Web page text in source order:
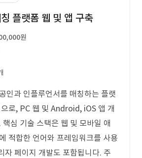
플랫폼 웹 및 앱 구축
원
인과 인플루언서를 매칭하는 플랫
로, PC 웹 및 Android, iOS 앱 개
심 기술 스택은 웹 및 모바일 애
적합한 언어와 프레임워크를 사용
자 페이지 개발도 포함됩니다. 주